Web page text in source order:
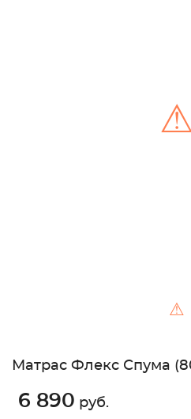
⚠
Матрас Флекс Спума
6 890 руб.